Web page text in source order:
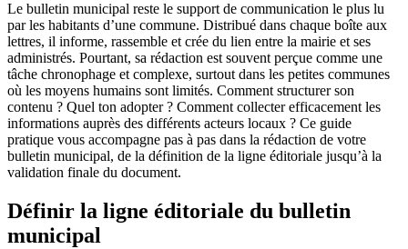
Le bulletin municipal reste le support de communication le plus lu
par les habitants d’une commune. Distribué dans chaque boîte aux
lettres, il informe, rassemble et crée du lien entre la mairie et ses
administrés. Pourtant, sa rédaction est souvent perçue comme une
tâche chronophage et complexe, surtout dans les petites communes
où les moyens humains sont limités. Comment structurer son
contenu ? Quel ton adopter ? Comment collecter efficacement les
informations auprès des différents acteurs locaux ? Ce guide
pratique vous accompagne pas à pas dans la rédaction de votre
bulletin municipal, de la définition de la ligne éditoriale jusqu’à la
validation finale du document.
Définir la ligne éditoriale du bulletin
municipal